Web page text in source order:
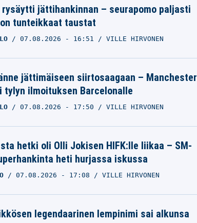
jättihankinnan – seurapomo paljasti
tunteikkaat taustat
07.08.2026 - 16:51 VILLE HIRVONEN
jättimäiseen siirtosaagaan – Manchester
tylyn ilmoituksen Barcelonalle
07.08.2026 - 17:50 VILLE HIRVONEN
hetki oli Olli Jokisen HIFK:lle liikaa – SM-
heti hurjassa iskussa
07.08.2026 - 17:08 VILLE HIRVONEN
legendaarinen lempinimi sai alkunsa